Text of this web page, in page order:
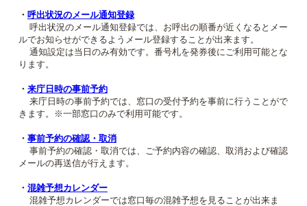
・ 呼出状況のメール通知登録
呼出状況のメール通知登録では、お呼出の順番が近くなるとメー
ルでお知らせができるようメール登録することが出来ます。
通知設定は当日のみ有効です。番号札を発券後にご利用可能とな
ります。
・ 来庁日時の事前予約
来庁日時の事前予約では、窓口の受付予約を事前に行うことがで
きます。※一部窓口のみで利用可能です。
・ 事前予約の確認・取消
事前予約の確認・取消では、ご予約内容の確認、取消および確認
メールの再送信が行えます。
・ 混雑予想カレンダー
混雑予想カレンダーでは窓口毎の混雑予想を見ることが出来ま